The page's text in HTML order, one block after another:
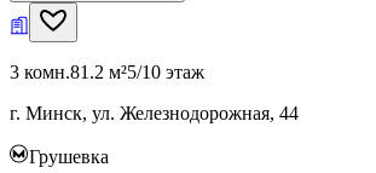
3 комн.81.2 м²5/10 этаж
г. Минск, ул. Железнодорожная, 44
Грушевка